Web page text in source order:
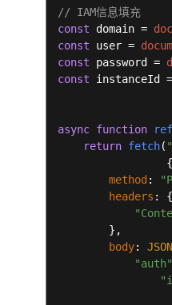
// IAM信息填充
const domain =
const user =
const password =
const instanceId =
async function
return fetch(
                 {
method :
headers : {
        },
body: JSON
"auth"